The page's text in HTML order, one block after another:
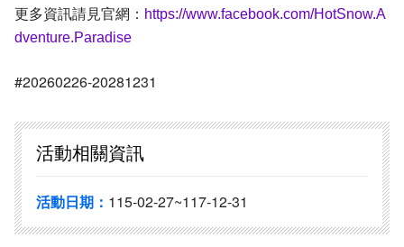
更多資訊請見官網： https://www.facebook.com/HotSnow.A
dventure.Paradise
#20260226-20281231
活動相關資訊
活動日期： 115-02-27~117-12-31